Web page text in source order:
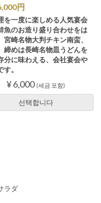
円
を一度に楽しめる人気宴会
魚のお造り盛り合わせをは
崎名物大判チキン南蛮、
締めは長崎名物皿うどんを
分に味わえる、会社宴会や
。
¥ 6,000 (세금 포함)
선택합니다
ラダ